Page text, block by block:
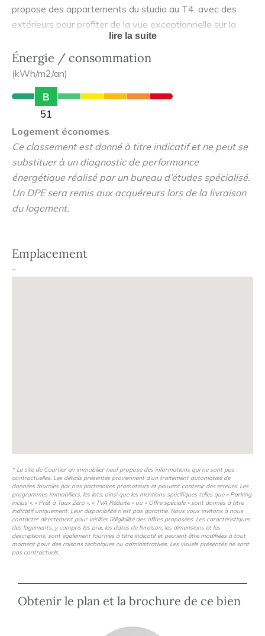
propose des appartements du studio au T4, avec des
extérieurs pour profiter de la vue exceptionnelle sur la
Cathédrale de Reims. Vous bénéficiez également d'un
accès sécurisé par digicode et interphone, de places de
parking et d'un ascenseur. La résidence Jardin Ponsardin
est située à proximité immédiate de l'hôtel particulier
Ponsardin, entouré par de fabuleux jardins à la française
répertoriés aux Bâtiments de France. Ce projet allie
élégance et architecture contemporaine, dans un cadre
verdoyant et raffiné.
lire la suite
Énergie / consommation
(kWh/m2/an)
B
51
Logement économes
Ce classement est donné à titre indicatif et ne peut se
substituer à un diagnostic de performance
énergétique réalisé par un bureau d’études spécialisé.
Un DPE sera remis aux acquéreurs lors de la livraison
du logement.
Emplacement
-
* Le site de Courtier en immobilier neuf propose des informations qui ne sont pas
contractuelles. Les détails présentés proviennent d’un traitement automatisé de
données fournies par nos partenaires promoteurs et peuvent contenir des erreurs. Les
programmes immobiliers, les lots, ainsi que les mentions spécifiques telles que « Parking
inclus », « Prêt à Taux Zéro », « TVA Réduite » ou « Offre spéciale » sont donnés à titre
indicatif uniquement. Leur disponibilité n’est pas garantie. Nous vous invitons à nous
contacter directement pour vérifier l’éligibilité des offres proposées. Les caractéristiques
des logements, y compris les prix, les dates de livraison, les dimensions et les
descriptions, sont également fournies à titre indicatif et peuvent être modifiées à tout
moment pour des raisons techniques ou administratives. Les visuels présentés ne sont
pas contractuels.
Obtenir le plan et la brochure de ce bien